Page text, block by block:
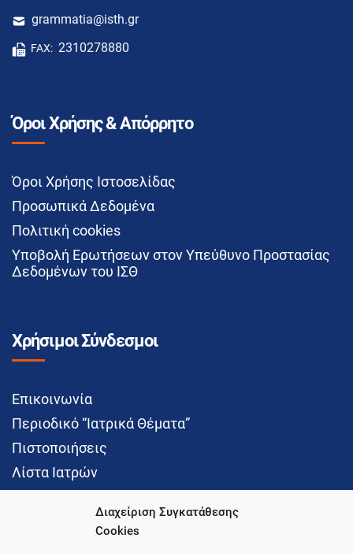
Διαχείριση Συγκατάθεσης
Cookies
grammatia@isth.gr
FAX: 2310278880
Όροι Χρήσης & Απόρρητο
Όροι Χρήσης Ιστοσελίδας
Προσωπικά Δεδομένα
Πολιτική cookies
Υποβολή Ερωτήσεων στον Υπεύθυνο Προστασίας
Δεδομένων του ΙΣΘ
Χρήσιμοι Σύνδεσμοι
Επικοινωνία
Περιοδικό “Ιατρικά Θέματα”
Πιστοποιήσεις
Λίστα Ιατρών
Social Media